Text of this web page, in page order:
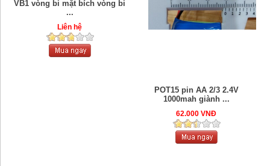
VB1 vòng bi mặt bích vòng bi
...
Liên hệ
POT15 pin AA 2/3 2.4V
1000mah giành ...
62.000 VNĐ